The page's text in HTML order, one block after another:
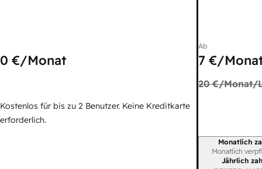
0 €/Monat
Kostenlos für bis zu 2 Benutzer. Keine Kreditkarte
erforderlich.
Ab
7 €/
20 €/Monat/
Monatlich
Monatlich
Jährlich